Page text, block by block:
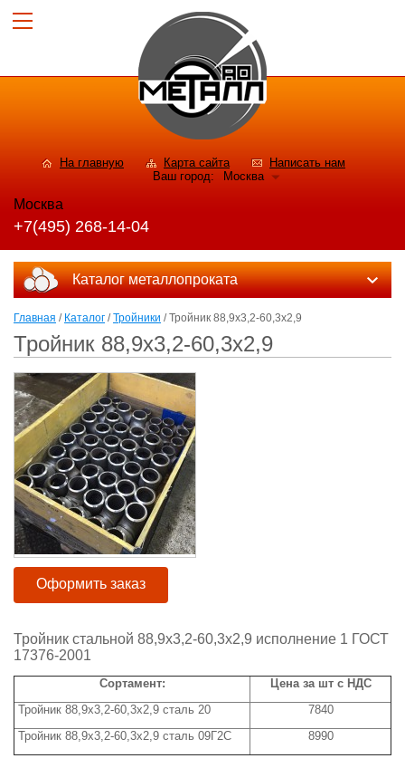
На главную Карта сайта
Написать нам
Ваш город:
Москва
Москва
+7(495) 268-14-04
Каталог металлопроката
Главная / Каталог /Тройники / Тройник 88,9х3,2-60,3х2,9
Тройник 88,9х3,2-60,3х2,9
Оформить заказ
Тройник стальной 88,9х3,2-60,3х2,9 исполнение 1 ГОСТ
17376-2001
Сортамент:
Цена за шт с НДС
Тройник 88,9х3,2-60,3х2,9 сталь 20
7840
Тройник 88,9х3,2-60,3х2,9 сталь 09Г2С
8990